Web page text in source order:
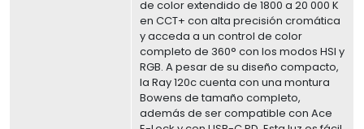
de color extendido de 1800 a 20 000 K
en CCT+ con alta precisión cromática
y acceda a un control de color
completo de 360° con los modos HSI y
RGB. A pesar de su diseño compacto,
la Ray 120c cuenta con una montura
Bowens de tamaño completo,
además de ser compatible con Ace